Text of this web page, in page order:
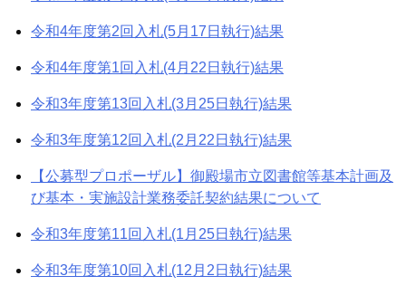
令和4年度第2回入札(5月17日執行)結果
令和4年度第1回入札(4月22日執行)結果
令和3年度第13回入札(3月25日執行)結果
令和3年度第12回入札(2月22日執行)結果
【公募型プロポーザル】御殿場市立図書館等基本計画及
び基本・実施設計業務委託契約結果について
令和3年度第11回入札(1月25日執行)結果
令和3年度第10回入札(12月2日執行)結果